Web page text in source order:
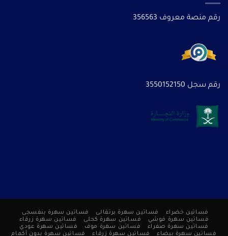
رقم منصة معروف 356563
رقم سجل 3550152150
فساتين خضراء فساتين سهرة برتقالى
فساتين سهرة بنفسجى
فساتين سهرة فوشي
فساتين سهرة كحلى
فساتين سهرة زرقاء
فساتين سهرة صفراء
فساتين سهرة موف
فساتين سهرة عودي
فساتين سهرة بيضاء
فساتين سهرة زرقاء فساتين سهرة بدون أكمام